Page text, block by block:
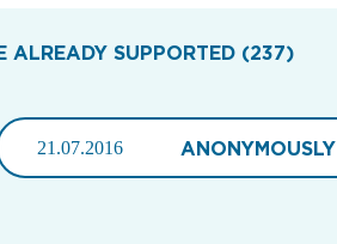
ALREADY SUPPORTED (237)
21.07.2016 ANONYMOUSLY